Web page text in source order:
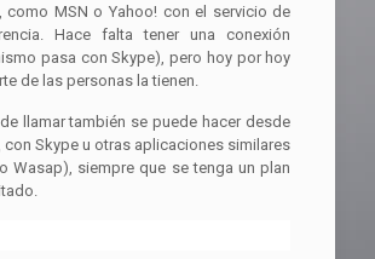
como MSN o Yahoo! con el servicio de
Hace falta tener una conexión
pasa con Skype), pero hoy por hoy
de las personas la tienen.
llamar también se puede hacer desde
con Skype u otras aplicaciones similares
Wasap), siempre que se tenga un plan